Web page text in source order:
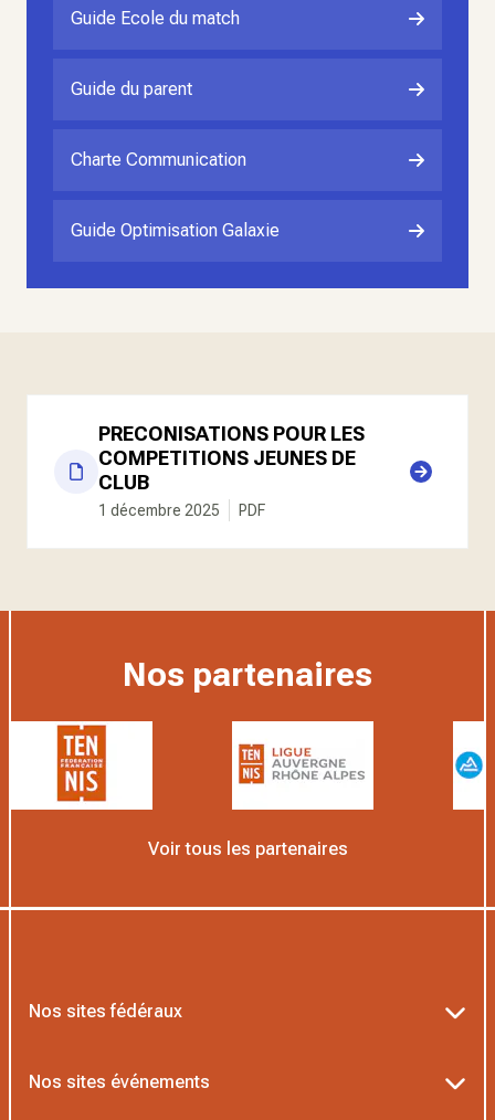
Guide Ecole du match
Guide du parent
Charte Communication
Guide Optimisation Galaxie
PRECONISATIONS POUR LES
COMPETITIONS JEUNES DE
CLUB
1 décembre 2025 PDF
Nos partenaires
Voir tous les partenaires
Nos sites fédéraux
Nos sites événements